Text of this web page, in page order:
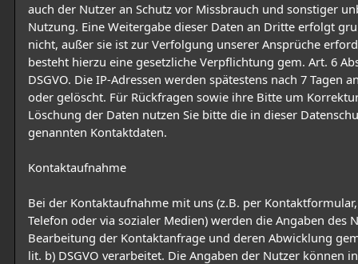
auch der Nutzer an Schutz vor Missbrauch und sonstiger
Nutzung. Eine Weitergabe dieser Daten an Dritte erfolgt
nicht, außer sie ist zur Verfolgung unserer Ansprüche
besteht hierzu eine gesetzliche Verpflichtung gem. Art. 6
DSGVO. Die IP-Adressen werden spätestens nach 7 Tagen
oder gelöscht. Für Rückfragen sowie ihre Bitte um
Löschung der Daten nutzen Sie bitte die in dieser
genannten Kontaktdaten.
Kontaktaufnahme
Bei der Kontaktaufnahme mit uns (z.B. per
Telefon oder via sozialer Medien) werden die Angaben des
Bearbeitung der Kontaktanfrage und deren Abwicklung
lit. b) DSGVO verarbeitet. Die Angaben der Nutzer können